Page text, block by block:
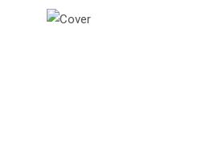
Μετάβαση